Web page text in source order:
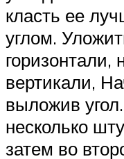
класть ее
углом.
горизонтали,
вертикали,
выложив
несколько
затем во